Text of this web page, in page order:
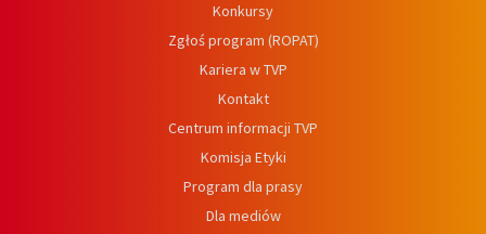
Konkursy
Zgłoś program (ROPAT)
Kariera w TVP
Kontakt
Centrum informacji TVP
Komisja Etyki
Program dla prasy
Dla mediów